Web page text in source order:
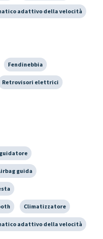
adattivo della velocità
Fendinebbia
Retrovisori elettrici
guida
Climatizzatore
adattivo della velocità